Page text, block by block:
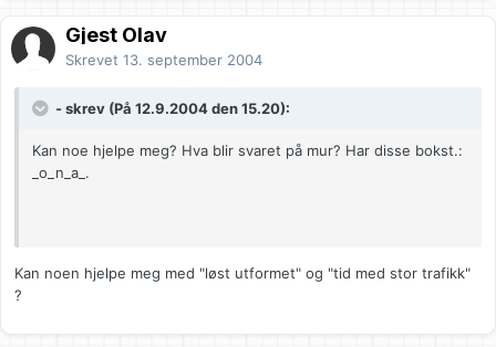
Gjest Olav
Skrevet 13. september 2004
- skrev (På 12.9.2004 den 15.20):
Kan noe hjelpe meg? Hva blir svaret på mur? Har disse bokst.:
_o_n_a_.
Kan noen hjelpe meg med "løst utformet" og "tid med stor trafikk"
?